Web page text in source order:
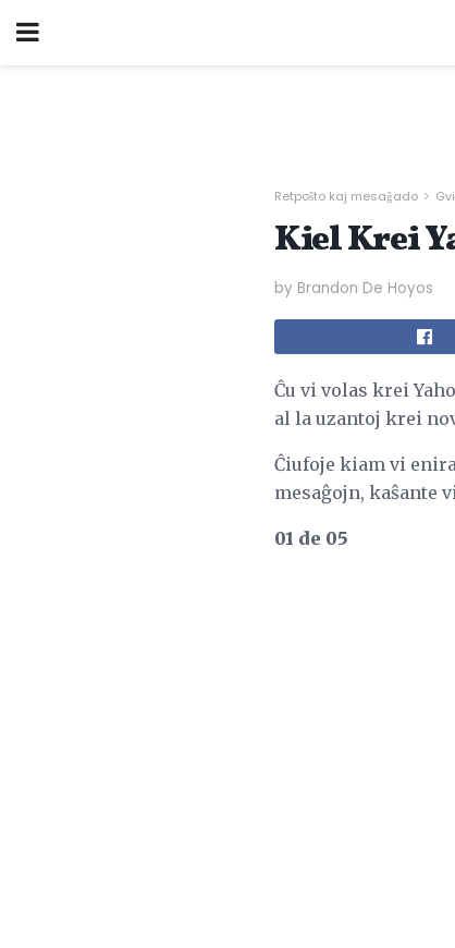
Retpoŝto kaj mesaĝado
Kiel Krei
by Brandon De Hoyos
Ĉu vi volas krei
al la uzantoj krei
Ĉiufoje kiam vi
mesaĝojn, kaŝante
01 de 05